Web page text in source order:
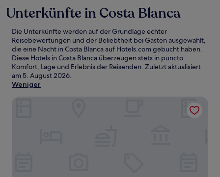
Unterkünfte in Costa Blanca
Die Unterkünfte werden auf der Grundlage echter
Reisebewertungen und der Beliebtheit bei Gästen ausgewählt,
die eine Nacht in Costa Blanca auf Hotels.com gebucht haben.
Diese Hotels in Costa Blanca überzeugen stets in puncto
Komfort, Lage und Erlebnis der Reisenden. Zuletzt aktualisiert
am5. August 2026.
Weniger